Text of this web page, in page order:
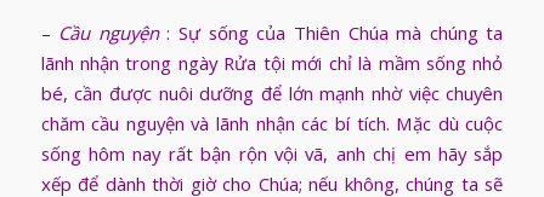
– Cầu nguyện: Sự sống của Thiên Chúa mà chúng ta
lãnh nhận trong ngày Rửa tội mới chỉ là mầm sống nhỏ
bé, cần được nuôi dưỡng để lớn mạnh nhờ việc chuyên
chăm cầu nguyện và lãnh nhận các bí tích. Mặc dù cuộc
sống hôm nay rất bận rộn vội vã, anh chị em hãy sắp
xếp để dành thời giờ cho Chúa; nếu không, chúng ta sẽ